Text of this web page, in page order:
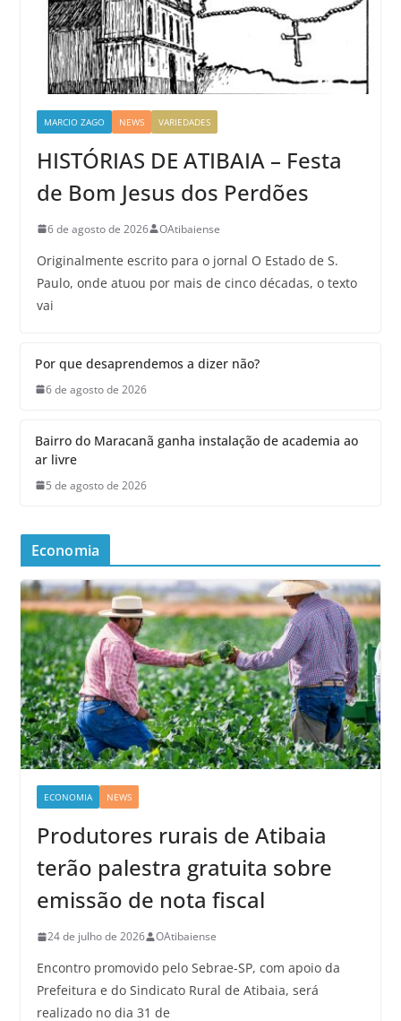
MARCIO ZAGO NEWS VARIEDADES
HISTÓRIAS DE ATIBAIA – Festa
de Bom Jesus dos Perdões
6 de agosto de 2026 OAtibaiense
Originalmente escrito para o jornal O Estado de S.
Paulo, onde atuou por mais de cinco décadas, o texto
vai
Por que desaprendemos a dizer não?
6 de agosto de 2026
Bairro do Maracanã ganha instalação de academia ao
ar livre
5 de agosto de 2026
Economia
ECONOMIA NEWS
Produtores rurais de Atibaia
terão palestra gratuita sobre
emissão de nota fiscal
24 de julho de 2026 OAtibaiense
Encontro promovido pelo Sebrae-SP, com apoio da
Prefeitura e do Sindicato Rural de Atibaia, será
realizado no dia 31 de